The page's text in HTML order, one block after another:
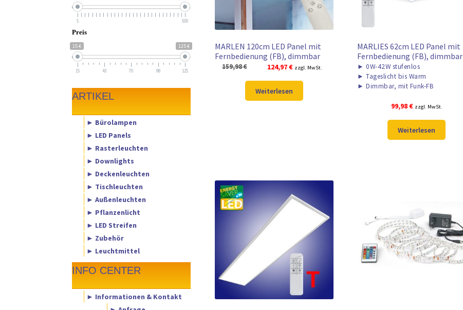
MARLEN 120cm LED Panel mit
Fernbedienung (FB), dimmbar
159,98€
Ursprünglicher
war:
159,98 €
124,97€Aktueller
124,97 €.
zzgl. MwSt.
Weiterlesen
MARLIES 62cm LED Panel mit
Fernbedienung (FB), dimmbar
► 0W-42W stufenlos
► Tageslicht bis Warm
► Dimmbar, mit Funk-FB
99,98€ zzgl. MwSt.
Weiterlesen
5 500
Preis
15 € 125 €
15 43 70 98 125
ARTIKEL
► Bürolampen
► LED Panels
► Rasterleuchten
► Downlights
► Deckenleuchten
► Tischleuchten
► Außenleuchten
► Pflanzenlicht
► LED Streifen
► Zubehör
► Leuchtmittel
INFO CENTER
► Informationen & Kontakt